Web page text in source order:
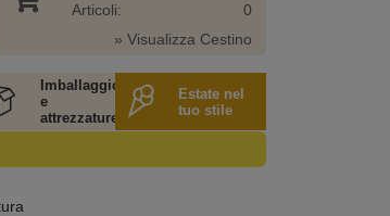
Articoli:
0
» Visualizza Cestino
Imballaggio
e
attrezzature
Estate nel
tuo stile